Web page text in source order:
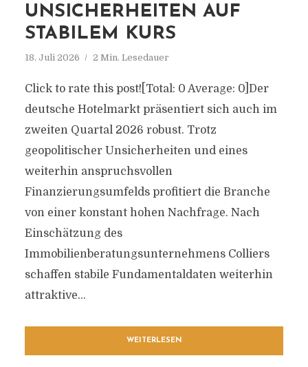
UNSICHERHEITEN AUF
STABILEM KURS
18. Juli 2026 2 Min. Lesedauer
Click to rate this post![Total: 0 Average: 0]Der
deutsche Hotelmarkt präsentiert sich auch im
zweiten Quartal 2026 robust. Trotz
geopolitischer Unsicherheiten und eines
weiterhin anspruchsvollen
Finanzierungsumfelds profitiert die Branche
von einer konstant hohen Nachfrage. Nach
Einschätzung des
Immobilienberatungsunternehmens Colliers
schaffen stabile Fundamentaldaten weiterhin
attraktive...
WEITERLESEN